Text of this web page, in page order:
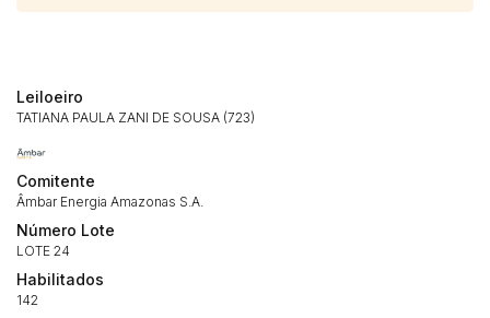
Leiloeiro
TATIANA PAULA ZANI DE SOUSA (723)
Comitente
Âmbar Energia Amazonas S.A.
Número Lote
LOTE 24
Habilitados
142